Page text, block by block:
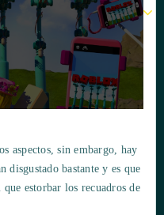
aspectos, sin embargo, hay
disgustado bastante y es que
estorbar los recuadros de